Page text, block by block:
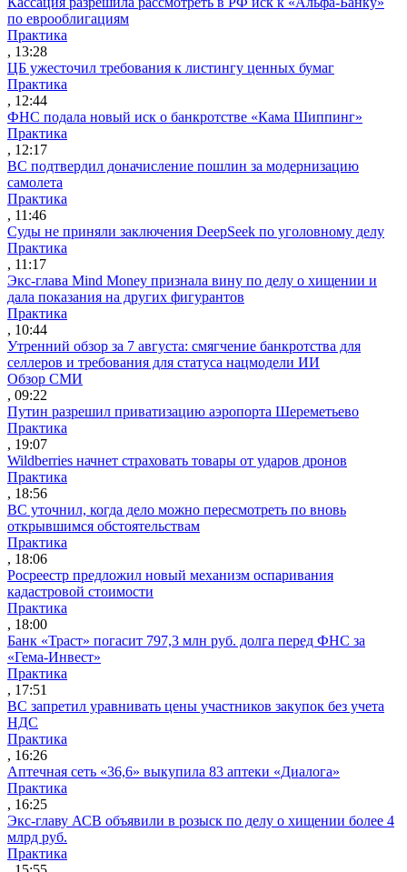
по еврооблигациям
Практика
, 13:28
ЦБ ужесточил требования к листингу ценных бумаг
Практика
, 12:44
ФНС подала новый иск о банкротстве «Кама Шиппинг»
Практика
, 12:17
ВС подтвердил доначисление пошлин за модернизацию
самолета
Практика
, 11:46
Суды не приняли заключения DeepSeek по уголовному делу
Практика
, 11:17
Экс-глава Mind Money признала вину по делу о хищении и
дала показания на других фигурантов
Практика
, 10:44
Утренний обзор за 7 августа: смягчение банкротства для
селлеров и требования для статуса нацмодели ИИ
Обзор СМИ
, 09:22
Путин разрешил приватизацию аэропорта Шереметьево
Практика
, 19:07
Wildberries начнет страховать товары от ударов дронов
Практика
, 18:56
ВС уточнил, когда дело можно пересмотреть по вновь
открывшимся обстоятельствам
Практика
, 18:06
Росреестр предложил новый механизм оспаривания
кадастровой стоимости
Практика
, 18:00
Банк «Траст» погасит 797,3 млн руб. долга перед ФНС за
«Гема-Инвест»
Практика
, 17:51
ВС запретил уравнивать цены участников закупок без учета
НДС
Практика
, 16:26
Аптечная сеть «36,6» выкупила 83 аптеки «Диалога»
Практика
, 16:25
Экс-главу АСВ объявили в розыск по делу о хищении более 4
млрд руб.
Практика